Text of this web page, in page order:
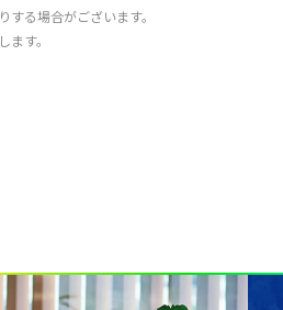
る場合がございます。
す。